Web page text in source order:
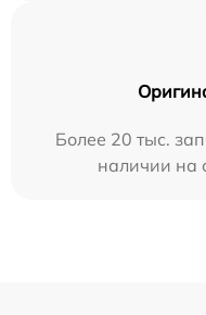
Более 20 тыс.
наличии на